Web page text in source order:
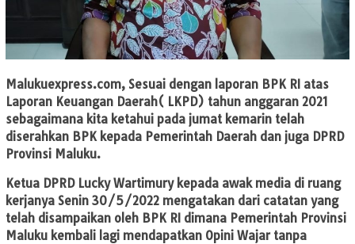
Malukuexpress.com, Sesuai dengan laporan BPK RI atas
Laporan Keuangan Daerah( LKPD) tahun anggaran 2021
sebagaimana kita ketahui pada jumat kemarin telah
diserahkan BPK kepada Pemerintah Daerah dan juga DPRD
Provinsi Maluku.
Ketua DPRD Lucky Wartimury kepada awak media di ruang
kerjanya Senin 30/5/2022 mengatakan dari catatan yang
telah disampaikan oleh BPK RI dimana Pemerintah Provinsi
Maluku kembali lagi mendapatkan Opini Wajar tanpa